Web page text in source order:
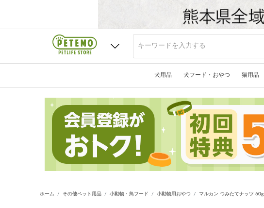
犬用品 犬フード・おやつ 猫用品
ホーム その他ペット用品 小動物・鳥フード 小動物用おやつ マルカン つみたてナッツ 60g